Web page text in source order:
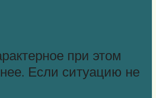
при этом
Если ситуацию не